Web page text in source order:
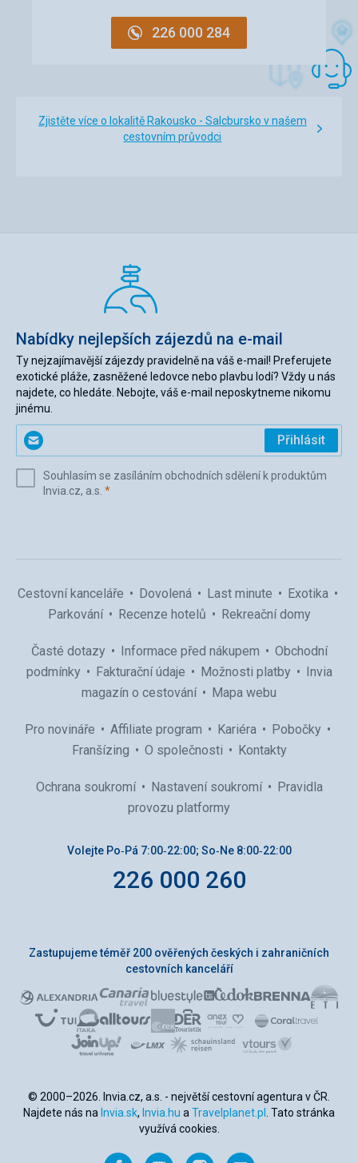
226 000 284
Zjistěte více o lokalitě Rakousko - Salcbursko v našem
cestovním průvodci
Nabídky nejlepších zájezdů na e-mail
Ty nejzajímavější zájezdy pravidelně na váš e-mail! Preferujete
exotické pláže, zasněžené ledovce nebo plavbu lodí? Vždy u nás
najdete, co hledáte. Nebojte, váš e-mail neposkytneme nikomu
jinému.
Zadejte
svůj
(povinné)
Přihlásit
Souhlasím se zasíláním obchodních sdělení k produktům
Invia.cz, a.s. *(povinné)
Cestovní kanceláře Dovolená Last minute
Exotika
Parkování
Recenze hotelů Rekreační domy
Časté dotazy Informace před nákupem
Obchodní
podmínky
Fakturační údaje Možnosti platby
Invia
magazín o cestování
Mapa webu
Pro novináře Affiliate program Kariéra
Pobočky
Franšízing
O společnosti Kontakty
Ochrana soukromí Nastavení soukromí
Pravidla
provozu platformy
Volejte Po‑Pá 7:00‑22:00; So‑Ne 8:00‑22:00
226 000 260
Zastupujeme téměř 200 ověřených českých i zahraničních
cestovních kanceláří
© 2000–2026. Invia.cz, a.s. - největší cestovní agentura v ČR.
Najdete nás na Invia.sk, Invia.hu a Travelplanet.pl
. Tato stránka
využívá cookies.